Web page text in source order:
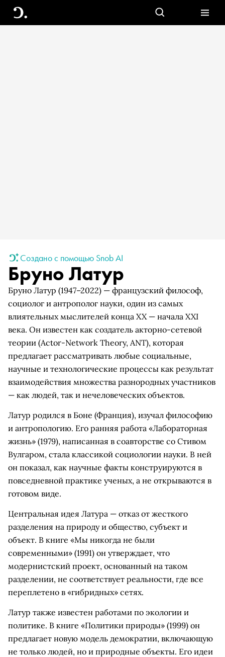
Создано с помощью Snob AI
Бруно Латур
Бруно Латур (1947–2022) — французский философ,
социолог и антрополог науки, один из самых
влиятельных мыслителей конца XX — начала XXI
века. Он известен как создатель акторно-сетевой
теории (Actor-Network Theory, ANT), которая
предлагает рассматривать любые социальные,
научные и технологические процессы как результат
взаимодействия множества разнородных участников
— как людей, так и нечеловеческих объектов.
Латур родился в Боне (Франция), изучал философию
и антропологию. Его ранняя работа «Лабораторная
жизнь» (1979), написанная в соавторстве со Стивом
Вулгаром, стала классикой социологии науки. В ней
он показал, как научные факты конструируются в
повседневной практике ученых, а не открываются в
готовом виде.
Центральная идея Латура — отказ от жесткого
разделения на природу и общество, субъект и
объект. В книге «Мы никогда не были
современными» (1991) он утверждает, что
модернистский проект, основанный на таком
разделении, не соответствует реальности, где все
переплетено в «гибридных» сетях.
Латур также известен работами по экологии и
политике. В книге «Политики природы» (1999) он
предлагает новую модель демократии, включающую
не только людей, но и природные объекты. Его идеи